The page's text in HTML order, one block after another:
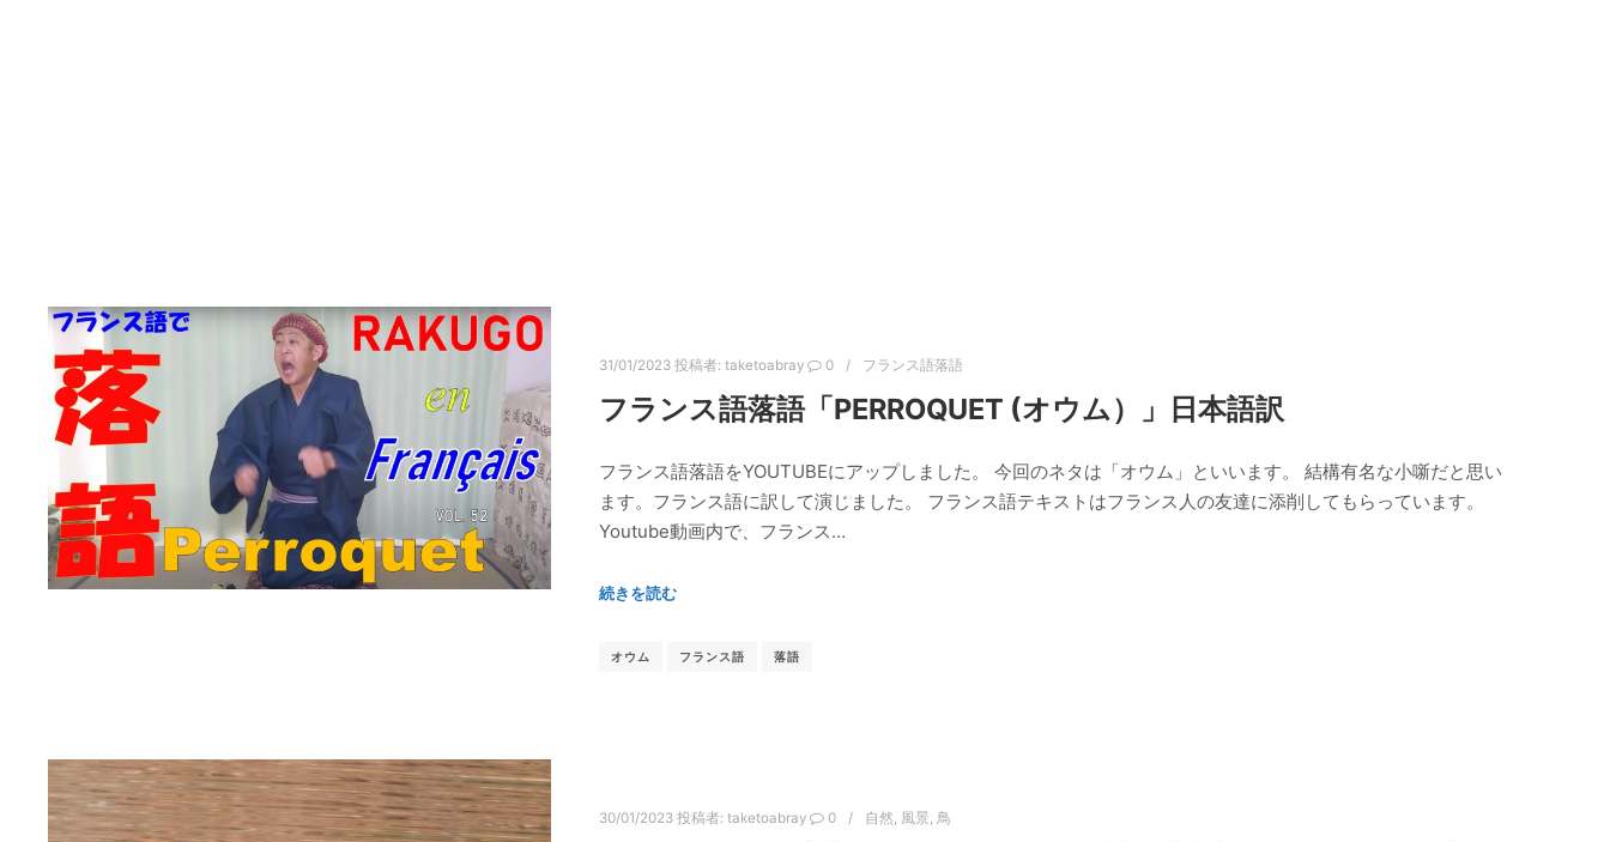
31/01/2023 投稿者: taketoabray 0 フランス語落語
フランス語落語「PERROQUET (オウム）」日本語訳
フランス語落語をYOUTUBEにアップしました。 今回のネタは「オウム」といいます。 結構有名な小噺だと思い
ます。フランス語に訳して演じました。 フランス語テキストはフランス人の友達に添削してもらっています。
Youtube動画内で、フランス…
続きを読む
オウム フランス語 落語
30/01/2023 投稿者: taketoabray 0 自然, 風景, 鳥